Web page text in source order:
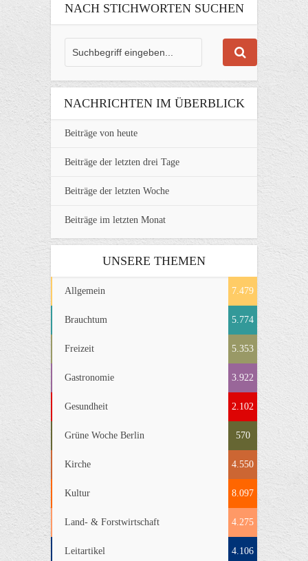
NACH STICHWORTEN SUCHEN
NACHRICHTEN IM ÜBERBLICK
Beiträge von heute
Beiträge der letzten drei Tage
Beiträge der letzten Woche
Beiträge im letzten Monat
UNSERE THEMEN
Allgemein 7.479
Brauchtum 5.774
Freizeit 5.353
Gastronomie 3.922
Gesundheit 2.102
Grüne Woche Berlin 570
Kirche 4.550
Kultur 8.097
Land- & Forstwirtschaft 4.275
Leitartikel 4.106